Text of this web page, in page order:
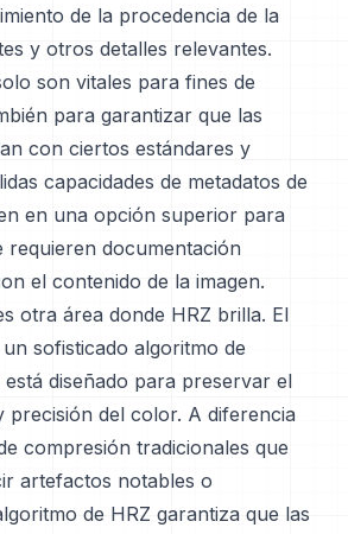
de la procedencia de la
y otros detalles relevantes.
son vitales para fines de
para garantizar que las
con ciertos estándares y
capacidades de metadatos de
en una opción superior para
requieren documentación
el contenido de la imagen.
otra área donde HRZ brilla. El
sofisticado algoritmo de
diseñado para preservar el
precisión del color. A diferencia
compresión tradicionales que
artefactos notables o
de HRZ garantiza que las